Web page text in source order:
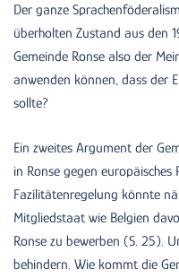
Der ganze
überholten Zustand aus den
Gemeinde Ronse also der
anwenden können, dass der
sollte?
Ein zweites Argument der
in Ronse gegen
Fazilitätenregelung könnte
Mitgliedstaat wie Belgien
Ronse zu bewerben (S. 25).
behindern. Wie kommt die